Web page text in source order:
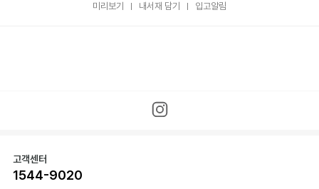
미리보기 내서재 담기 입고알림
고객센터
1544-9020